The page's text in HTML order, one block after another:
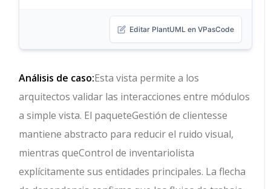
Editar PlantUML en VPasCode
Análisis de caso:Esta vista permite a los
arquitectos validar las interacciones entre módulos
a simple vista. El paqueteGestión de clientesse
mantiene abstracto para reducir el ruido visual,
mientras queControl de inventariolista
explícitamente sus entidades principales. La flecha